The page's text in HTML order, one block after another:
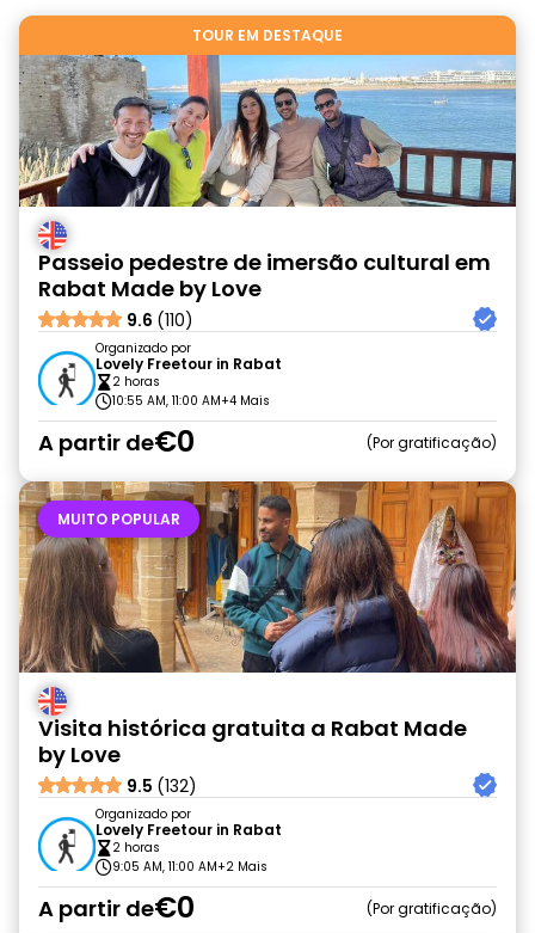
TOUR EM DESTAQUE
Passeio pedestre de imersão cultural em
Rabat Made by Love
9.6 (110)
Organizado por
Lovely Freetour in Rabat
2 horas
10:55 AM, 11:00 AM+4 Mais
A partir de€0 Por gratificação
MUITO POPULAR
Visita histórica gratuita a Rabat Made
by Love
9.5 (132)
Organizado por
Lovely Freetour in Rabat
2 horas
9:05 AM, 11:00 AM+2 Mais
A partir de€0 Por gratificação